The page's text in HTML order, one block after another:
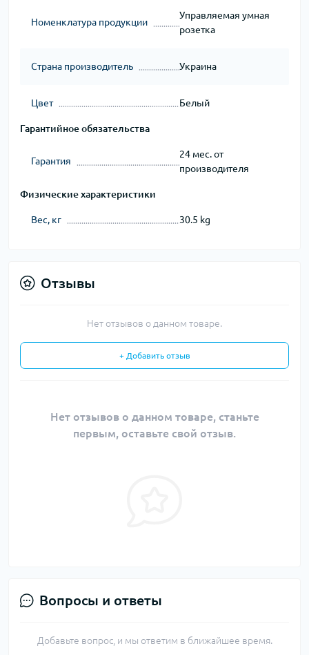
Номенклатура продукции
Управляемая умная
розетка
Страна производитель Украина
Цвет Белый
Гарантийное обязательства
Гарантия
24 мес. от
производителя
Физические характеристики
Вес, кг 30.5 kg
Отзывы
Нет отзывов о данном товаре.
+ Добавить отзыв
Нет отзывов о данном товаре, станьте
первым, оставьте свой отзыв.
Вопросы и ответы
Добавьте вопрос, и мы ответим в ближайшее время.